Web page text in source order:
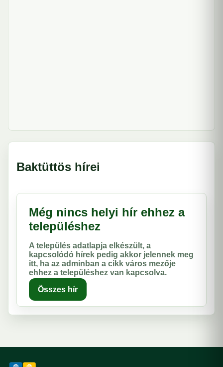
Baktüttös hírei
Még nincs helyi hír ehhez a
településhez
A település adatlapja elkészült, a
kapcsolódó hírek pedig akkor jelennek meg
itt, ha az adminban a cikk város mezője
ehhez a településhez van kapcsolva.
Összes hír